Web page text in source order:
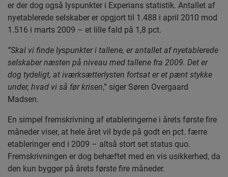
er der dog også lyspunkter i Experians statistik. Antallet af
nyetablerede selskaber er opgjort til 1.488 i april 2010 mod
1.516 i marts 2009 – et lille fald på 1,8 pct.
”Skal vi finde lyspunkter i tallene, er antallet af nyetablerede
selskaber næsten på niveau med tallene fra 2009. Det er
dog tydeligt, at iværksætterlysten fortsat er et pænt stykke
under, hvad vi så før krisen,” siger Søren Overgaard
Madsen.
En simpel fremskrivning af etableringerne i årets første fire
måneder viser, at hele året vil byde på godt en pct. færre
etableringer end i 2009 – altså stort set status quo.
Fremskrivningen er dog behæftet med en vis usikkerhed, da
den kun bygger på årets første fire måneder.